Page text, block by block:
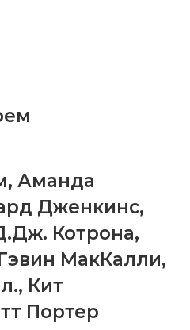
, Аманда
Дженкинс,
Котрона,
МакКалли,
, Кит
Портер